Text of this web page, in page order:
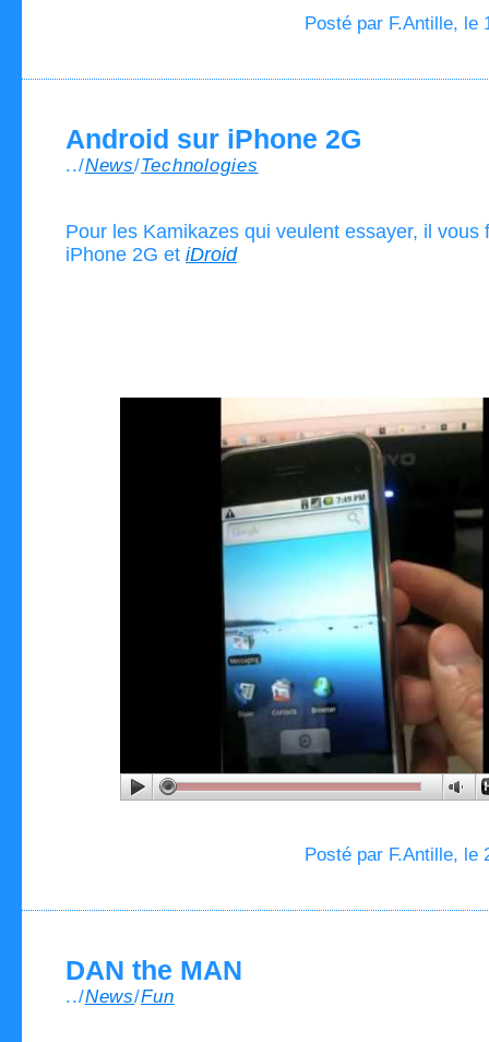
Posté par F.Antille, le
Android sur iPhone 2G
../News/Technologies
Pour les Kamikazes qui veulent essayer, il vous
iPhone 2G et iDroid
Posté par F.Antille, le
DAN the MAN
../News/Fun